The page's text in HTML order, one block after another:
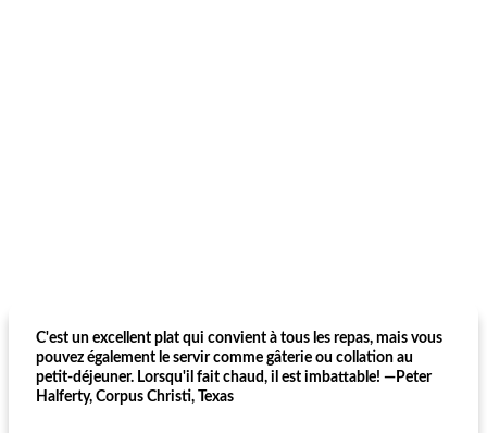
C'est un excellent plat qui convient à tous les repas, mais vous
pouvez également le servir comme gâterie ou collation au
petit-déjeuner. Lorsqu'il fait chaud, il est imbattable! —Peter
Halferty, Corpus Christi, Texas